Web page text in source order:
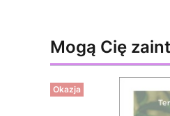
Mogą Cię
Okazja